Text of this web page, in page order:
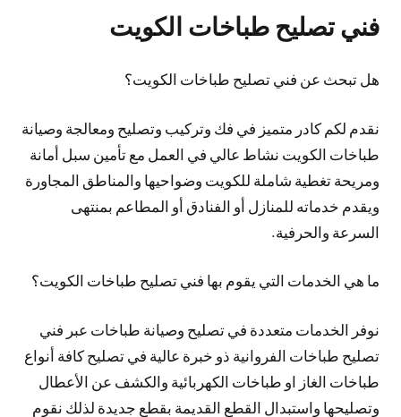
فني تصليح طباخات الكويت
هل تبحث عن فني تصليح طباخات الكويت؟
نقدم لكم كادر متميز في فك وتركيب وتصليح ومعالجة وصيانة
طباخات الكويت نشاط عالي في العمل مع تأمين سبل أمانة
ومريحة تغطية شاملة للكويت وضواحيها والمناطق المجاورة
ويقدم خدماته للمنازل أو الفنادق أو المطاعم بمنتهى
السرعة والحرفية.
ما هي الخدمات التي يقوم بها فني تصليح طباخات الكويت؟
نوفر الخدمات متعددة في تصليح وصيانة طباخات عبر فني
تصليح طباخات الفروانية ذو خبرة عالية في تصليح كافة أنواع
طباخات الغاز او طباخات الكهربائية والكشف عن الأعطال
وتصليحها واستبدال القطع القديمة بقطع جديدة لذلك نقوم